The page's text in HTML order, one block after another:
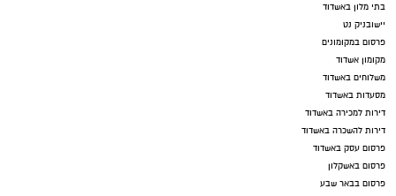
בתי מלון באשדוד
יישובניק נט
פרסום במקומונים
מקומון אשדוד
משלוחים באשדוד
מסעדות באשדוד
דירות למכירה באשדוד
דירות להשכרה באשדוד
פרסום עסק באשדוד
פרסום באשקלון
פרסום בבאר שבע